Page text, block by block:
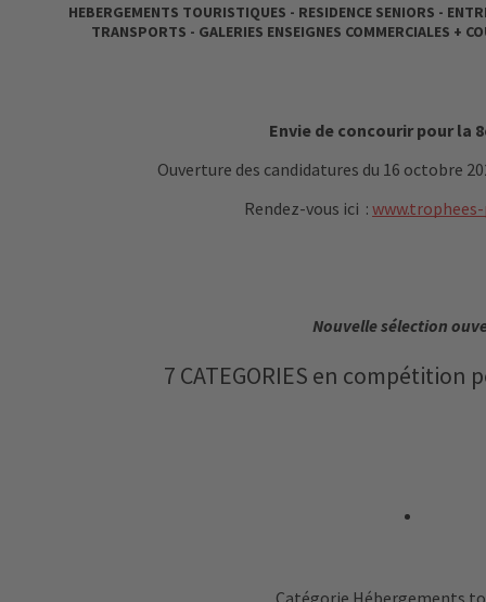
HEBERGEMENTS TOURISTIQUES - RESIDENCE SENIORS -
TRANSPORTS - GALERIES ENSEIGNES COMMERCIALES +
Envie de concourir pour la
Ouverture des candidatures du 16 octobre
Rendez-vous ici :
Nouvelle sélection
7 CATEGORIES en compétition